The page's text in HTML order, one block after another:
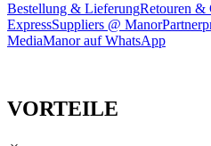
Bestellung & LieferungRetouren &
ExpressSuppliers @ Manor
MediaManor auf WhatsApp
VORTEILE